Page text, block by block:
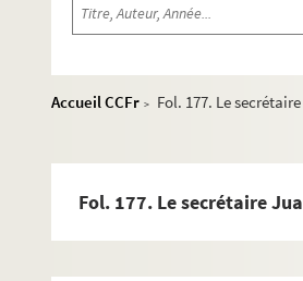
Accueil CCFr >
Fol. 177. Le
Fol. 177. Le secrétaire
Fol. 110. Emmanuel-Philibert,
Fol. 111. Simon Renard à
Fol. 121. Accord sur le fait